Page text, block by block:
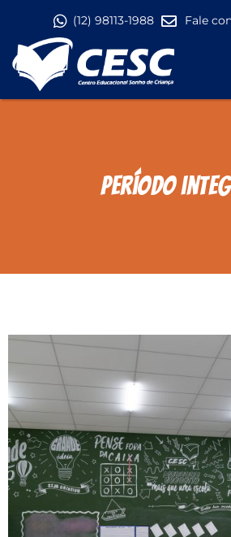
(12) 98113-1988 Fale
Período